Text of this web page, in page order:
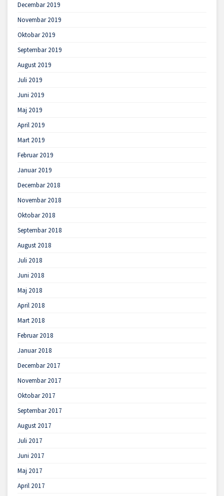
Decembar 2019
Novembar 2019
Oktobar 2019
Septembar 2019
August 2019
Juli 2019
Juni 2019
Maj 2019
April 2019
Mart 2019
Februar 2019
Januar 2019
Decembar 2018
Novembar 2018
Oktobar 2018
Septembar 2018
August 2018
Juli 2018
Juni 2018
Maj 2018
April 2018
Mart 2018
Februar 2018
Januar 2018
Decembar 2017
Novembar 2017
Oktobar 2017
Septembar 2017
August 2017
Juli 2017
Juni 2017
Maj 2017
April 2017